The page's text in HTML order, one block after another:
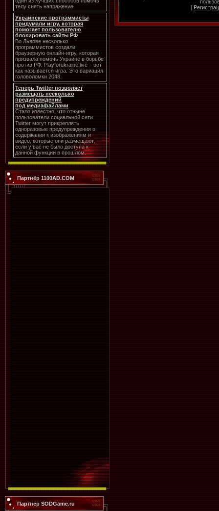
телу снять напряжение.
Украинские программисты
придумали игру, которая
помогает пользователю
блокировать сайты РФ
Во Львове несколько
программистов создали
браузерную онлайн-игру, которая
призвала помочь Украине в борьбе
против РФ. Playforukraine.live – вот
как называется игра. Это вариация
головоломки 2048.
Теперь Twitter позволяет
размещать несколько
предупреждений
под медиафайлами
Стало известно, что отныне
пользователи социальной сети
Twitter могут прикреплять
одноразовые предупреждения о
содержании к изображениям и
видео, которые они размещают,
если у вас не было доступа к
данной функции в прошлом.
Партнёр 1100AD.COM
Партнёр SODGame.ru
[